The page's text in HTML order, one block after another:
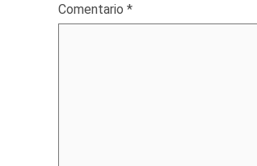
Comentario *